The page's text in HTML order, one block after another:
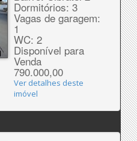
Dormitórios: 3
Vagas de garagem:
1
WC: 2
Disponível para
Venda
790.000,00
Ver detalhes deste
imóvel